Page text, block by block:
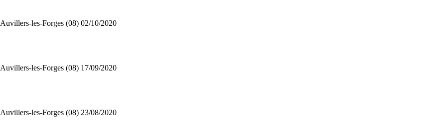
Auvillers-les-Forges (08) 02/10/2020
Auvillers-les-Forges (08) 17/09/2020
Auvillers-les-Forges (08) 23/08/2020